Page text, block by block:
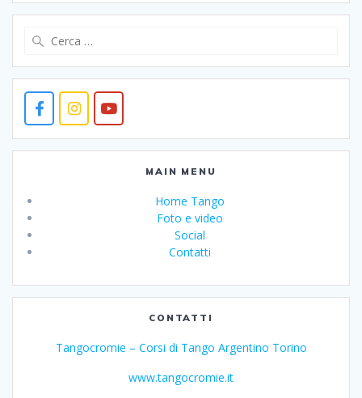
MAIN MENU
Home Tango
Foto e video
Social
Contatti
CONTATTI
Tangocromie – Corsi di Tango Argentino Torino
www.tangocromie.it